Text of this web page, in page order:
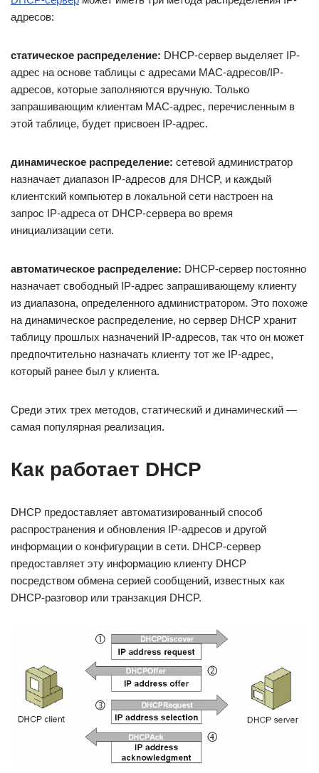
адресов:
статическое распределение: DHCP-сервер выделяет IP-
адрес на основе таблицы с адресами MAC-адресов/IP-
адресов, которые заполняются вручную. Только
запрашивающим клиентам MAC-адрес, перечисленным в
этой таблице, будет присвоен IP-адрес.
динамическое распределение: сетевой администратор
назначает диапазон IP-адресов для DHCP, и каждый
клиентский компьютер в локальной сети настроен на
запрос IP-адреса от DHCP-сервера во время
инициализации сети.
автоматическое распределение: DHCP-сервер постоянно
назначает свободный IP-адрес запрашивающему клиенту
из диапазона, определенного администратором. Это похоже
на динамическое распределение, но сервер DHCP хранит
таблицу прошлых назначений IP-адресов, так что он может
предпочтительно назначать клиенту тот же IP-адрес,
который ранее был у клиента.
Среди этих трех методов, статический и динамический —
самая популярная реализация.
Как работает DHCP
DHCP предоставляет автоматизированный способ
распространения и обновления IP-адресов и другой
информации о конфигурации в сети. DHCP-сервер
предоставляет эту информацию клиенту DHCP
посредством обмена серией сообщений, известных как
DHCP-разговор или транзакция DHCP.